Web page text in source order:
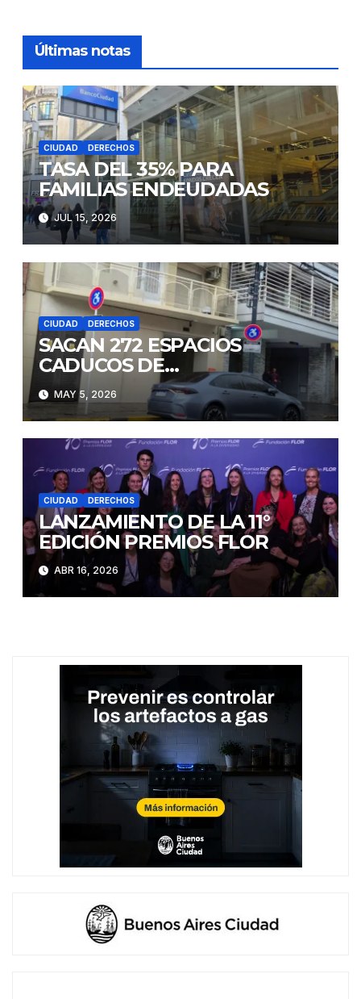
Últimas notas
CIUDAD DERECHOS
TASA DEL 35% PARA
FAMILIAS ENDEUDADAS
JUL 15, 2026
CIUDAD DERECHOS
SACAN 272 ESPACIOS
CADUCOS DE
DISCAPACITADOS
MAY 5, 2026
CIUDAD DERECHOS
LANZAMIENTO DE LA 11°
EDICIÓN PREMIOS FLOR
ABR 16, 2026